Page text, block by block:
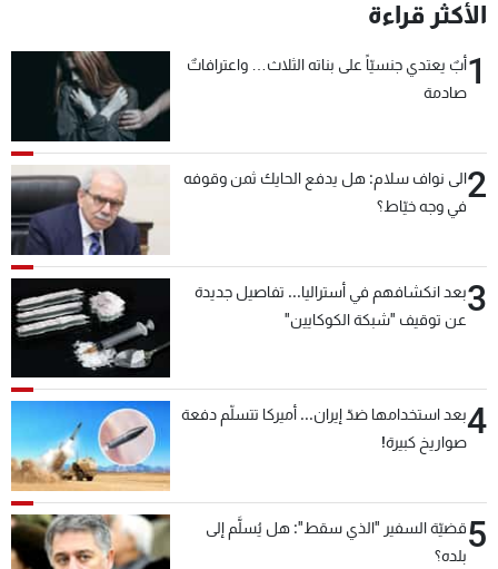
الأكثر قراءة
1أبٌ يعتدي جنسيّاً على بناته الثلاث… واعترافاتٌ
صادمة
2الى نواف سلام: هل يدفع الحايك ثمن وقوفه
في وجه خيّاط؟
3بعد انكشافهم في أستراليا... تفاصيل جديدة
عن توقيف "شبكة الكوكايين"
4بعد استخدامها ضدّ إيران... أميركا تتسلّم دفعة
صواريخ كبيرة!
5قضيّة السفير "الذي سقط": هل يُسلَّم إلى
بلده؟